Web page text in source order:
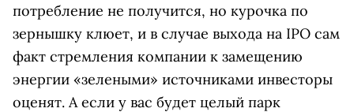
потребление не получится, но курочка по
зернышку клюет, и в случае выхода на IPO сам
факт стремления компании к замещению
энергии «зелеными» источниками инвесторы
оценят. А если у вас будет целый парк